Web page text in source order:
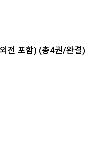
전 포함) (총4권/완결)